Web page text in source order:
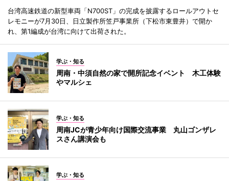
台湾高速鉄道の新型車両「N700ST」の完成を披露するロールアウトセ
レモニーが7月30日、日立製作所笠戸事業所（下松市東豊井）で開か
れ、第1編成が台湾に向けて出荷された。
学ぶ・知る
周南・中須自然の家で開所記念イベント 木工体験
やマルシェ
学ぶ・知る
周南JCが青少年向け国際交流事業 丸山ゴンザレ
スさん講演会も
学ぶ・知る